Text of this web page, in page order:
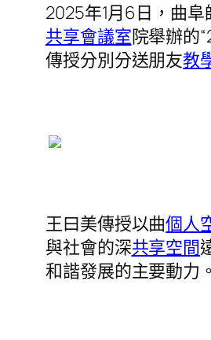
2025年1月6日，曲
共享會議室院舉辦的
傳授分別分送朋友教
王曰美傳授以曲個人
與社會的深共享空間
和諧發展的主要動力。